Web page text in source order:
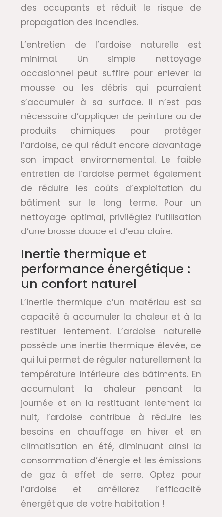
des occupants et réduit le risque de
propagation des incendies.
L’entretien de l’ardoise naturelle est
minimal. Un simple nettoyage
occasionnel peut suffire pour enlever la
mousse ou les débris qui pourraient
s’accumuler à sa surface. Il n’est pas
nécessaire d’appliquer de peinture ou de
produits chimiques pour protéger
l’ardoise, ce qui réduit encore davantage
son impact environnemental. Le faible
entretien de l’ardoise permet également
de réduire les coûts d’exploitation du
bâtiment sur le long terme. Pour un
nettoyage optimal, privilégiez l’utilisation
d’une brosse douce et d’eau claire.
Inertie thermique et
performance énergétique :
un confort naturel
L’inertie thermique d’un matériau est sa
capacité à accumuler la chaleur et à la
restituer lentement. L’ardoise naturelle
possède une inertie thermique élevée, ce
qui lui permet de réguler naturellement la
température intérieure des bâtiments. En
accumulant la chaleur pendant la
journée et en la restituant lentement la
nuit, l’ardoise contribue à réduire les
besoins en chauffage en hiver et en
climatisation en été, diminuant ainsi la
consommation d’énergie et les émissions
de gaz à effet de serre. Optez pour
l’ardoise et améliorez l’efficacité
énergétique de votre habitation !